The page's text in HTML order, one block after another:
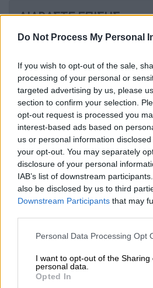
Do Not Process My Personal
If you wish to opt-out of the sale,
processing of your personal or
targeted advertising by us, please
section to confirm your selection.
opt-out request is processed you
interest-based ads based on
us or personal information
your opt-out. You may separately
disclosure of your personal
IAB’s list of downstream
also be disclosed by us to third
Downstream Participants that may
Please note that this website/app
not limited to your visit or usage
grant or deny consent to Google
use your data for below specified
Personal Data Processing Opt
I want to opt-out of the Sharing
personal data.
Opted In
ΔΙΑΒΑΣΤΕ ΕΠΙΣΗΣ
Κόσμος|16.01.2025 19:00
λάθος οι κινήσεις
Πολιτική|16.01.2025 19:10
Βουλή:
ασυλίας της Ζωής
– Ποιος ο λόγος
Αξίζει να σημειωθεί πως ο
ΣΥΡΙΖΑ τον Ιανουάριο του
προεδρίας του…
καταγγελίες για έλλειψη